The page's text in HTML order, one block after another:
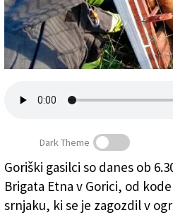
Naročnine
Gasilci so rešili srnjaka
Dark Theme
Goriški gasilci so danes ob
Brigata Etna v Gorici, od
srnjaku, ki se je zagozdil v